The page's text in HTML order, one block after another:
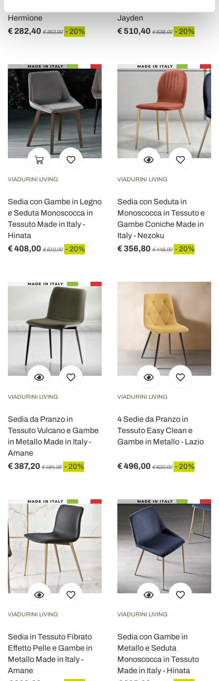
Hermione
€ 282,40 € 353,00 - 20%
Jayden
€ 510,40 € 638,00 - 20%
VIADURINI LIVING
Sedia con Gambe in Legno
e Seduta Monoscocca in
Tessuto Made in Italy -
Hinata
€ 408,00 € 510,00 - 20%
VIADURINI LIVING
Sedia con Seduta in
Monoscocca in Tessuto e
Gambe Coniche Made in
Italy - Nezoku
€ 356,80 € 446,00 - 20%
VIADURINI LIVING
Sedia da Pranzo in
Tessuto Vulcano e Gambe
in Metallo Made in Italy -
Amane
€ 387,20 € 484,00 - 20%
VIADURINI LIVING
4 Sedie da Pranzo in
Tessuto Easy Clean e
Gambe in Metallo - Lazio
€ 496,00 € 620,00 - 20%
VIADURINI LIVING
Sedia in Tessuto Fibrato
Effetto Pelle e Gambe in
Metallo Made in Italy -
Amane
VIADURINI LIVING
Sedia con Gambe in
Metallo e Seduta
Monoscocca in Tessuto
Made in Italy - Hinata